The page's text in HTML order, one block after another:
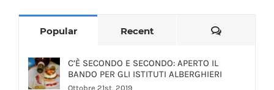
Popular Recent Comments
C’È SECONDO E SECONDO: APERTO IL
BANDO PER GLI ISTITUTI ALBERGHIERI
Ottobre 21st, 2019